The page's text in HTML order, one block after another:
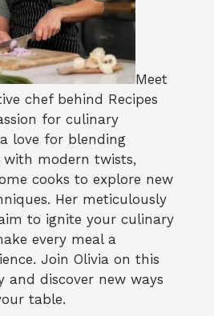
Meet
chef behind Recipes
for culinary
love for blending
with modern twists,
cooks to explore new
Her meticulously
to ignite your culinary
every meal a
Join Olivia on this
and discover new ways
table.